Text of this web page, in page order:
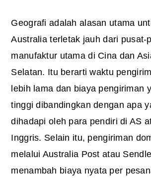
Geografi adalah alasan utama
Australia terletak jauh dari pusat-
manufaktur utama di Cina dan
Selatan. Itu berarti waktu
lebih lama dan biaya pengiriman
tinggi dibandingkan dengan apa
dihadapi oleh para pendiri di AS
Inggris. Selain itu, pengiriman
melalui Australia Post atau Sendle
menambah biaya nyata per